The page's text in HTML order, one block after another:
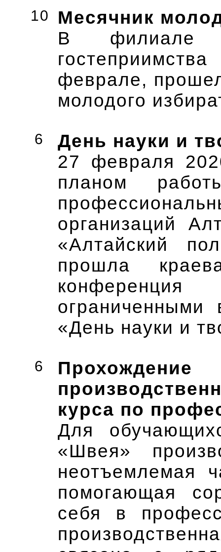
10
Месячник
В филиале
феврале,
молодого
6
День науки и
27 февраля
планом
организаций
«Алтайский
прошла
ограниченными
«День науки и
6
курса по
Для
«Швея»
неотъемлемая
помогающая
себя в